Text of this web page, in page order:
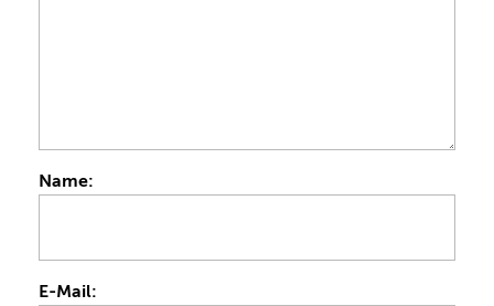
Name:
E-Mail: